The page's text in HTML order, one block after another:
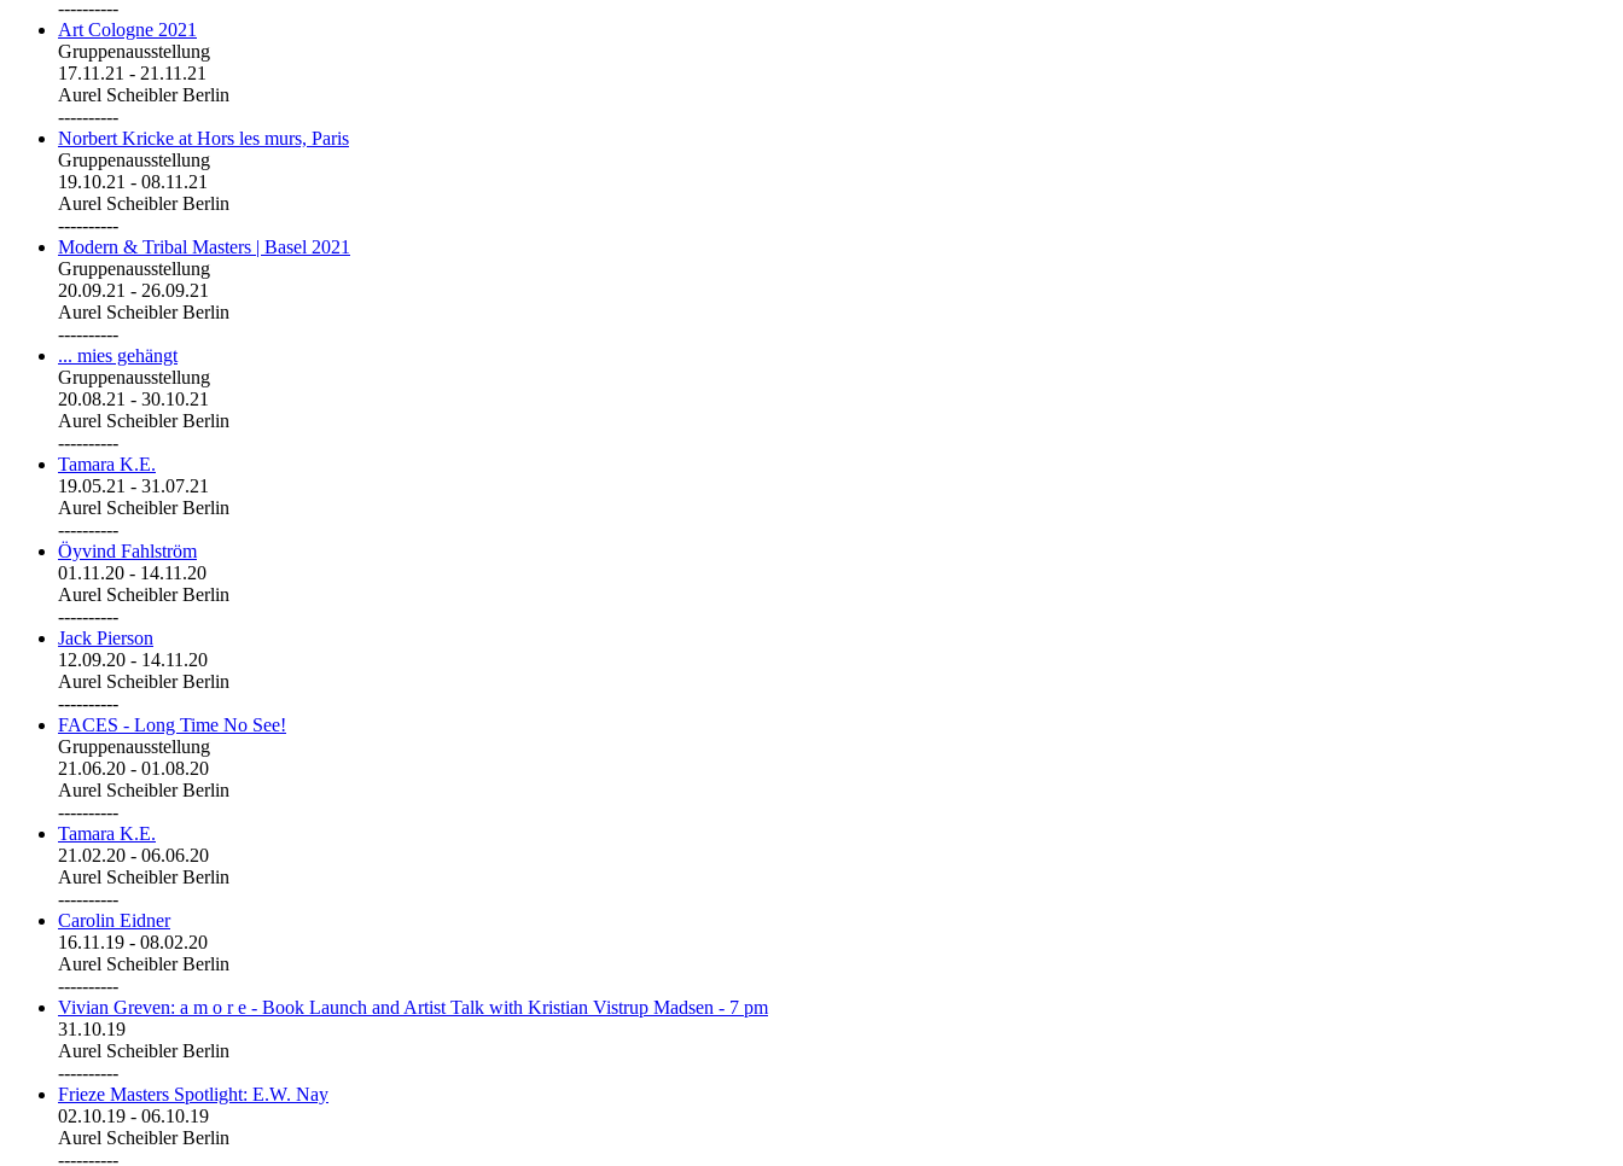
----------
Art Cologne 2021
Gruppenausstellung
17.11.21 - 21.11.21
Aurel Scheibler Berlin
----------
Norbert Kricke at Hors les murs, Paris
Gruppenausstellung
19.10.21 - 08.11.21
Aurel Scheibler Berlin
----------
Modern & Tribal Masters | Basel 2021
Gruppenausstellung
20.09.21 - 26.09.21
Aurel Scheibler Berlin
----------
... mies gehängt
Gruppenausstellung
20.08.21 - 30.10.21
Aurel Scheibler Berlin
----------
Tamara K.E.
19.05.21 - 31.07.21
Aurel Scheibler Berlin
----------
Öyvind Fahlström
01.11.20 - 14.11.20
Aurel Scheibler Berlin
----------
Jack Pierson
12.09.20 - 14.11.20
Aurel Scheibler Berlin
----------
FACES - Long Time No See!
Gruppenausstellung
21.06.20 - 01.08.20
Aurel Scheibler Berlin
----------
Tamara K.E.
21.02.20 - 06.06.20
Aurel Scheibler Berlin
----------
Carolin Eidner
16.11.19 - 08.02.20
Aurel Scheibler Berlin
----------
Vivian Greven: a m o r e - Book Launch and Artist Talk with Kristian Vistrup Madsen - 7 pm
31.10.19
Aurel Scheibler Berlin
----------
Frieze Masters Spotlight: E.W. Nay
02.10.19 - 06.10.19
Aurel Scheibler Berlin
----------